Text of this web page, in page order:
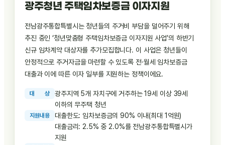
광주청년 주택임차보증금 이자지원
전남광주통합특별시는 청년들의 주거비 부담을 덜어주기 위해
추진 중인 ‘청년맞춤형 주택임차보증금 이자지원 사업’의 하반기
신규 임차계약 대상자를 추가모집합니다. 이 사업은 청년들이
안정적으로 주거자금을 마련할 수 있도록 전·월세 임차보증금
대출과 이에 따른 이자 일부를 지원하는 정책이에요.
대 상
광주지역 5개 자치구에 거주하는 19세 이상 39세
이하의 무주택 청년
지원내용
대출한도: 임차보증금의 90% 이내(최대 1억원)
대출금리: 2.5% 중 2.0%를 전남광주통합특별시가
지원